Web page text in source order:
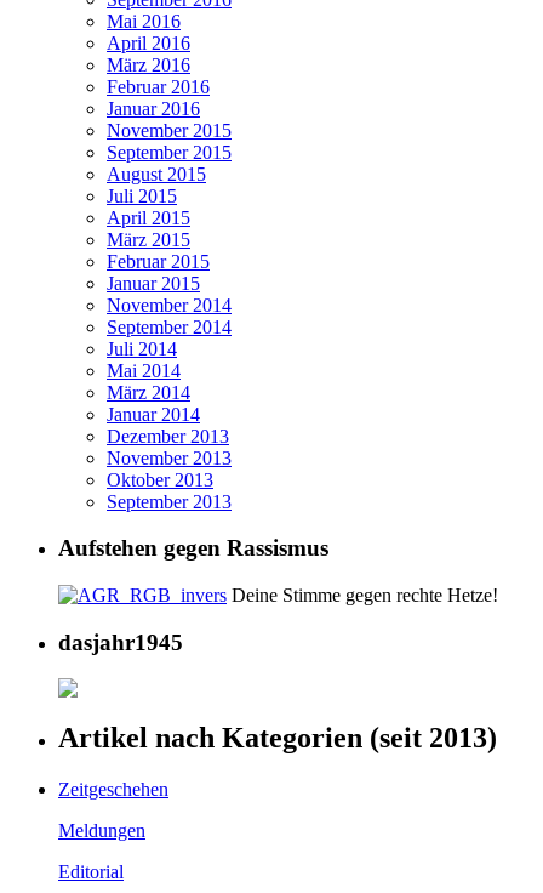
Mai 2016
April 2016
März 2016
Februar 2016
Januar 2016
November 2015
September 2015
August 2015
Juli 2015
April 2015
März 2015
Februar 2015
Januar 2015
November 2014
September 2014
Juli 2014
Mai 2014
März 2014
Januar 2014
Dezember 2013
November 2013
Oktober 2013
September 2013
Aufstehen gegen Rassismus
Deine Stimme gegen rechte Hetze!
dasjahr1945
Artikel nach Kategorien (seit 2013)
Zeitgeschehen
Meldungen
Editorial